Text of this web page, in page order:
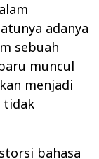
adanya
sebuah
muncul
menjadi
tidak
bahasa